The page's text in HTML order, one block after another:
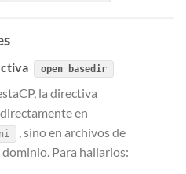
open_basedir
la directiva
en
, sino en archivos de
Para hallarlos: